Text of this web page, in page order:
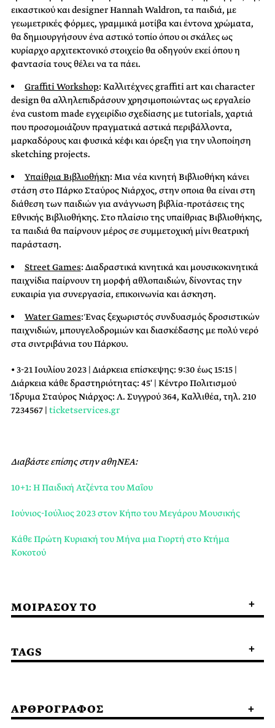
εικαστικού και designer Hannah Waldron, τα παιδιά, με
γεωμετρικές φόρμες, γραμμικά μοτίβα και έντονα χρώματα,
θα δημιουργήσουν ένα αστικό τοπίο όπου οι σκάλες ως
κυρίαρχο αρχιτεκτονικό στοιχείο θα οδηγούν εκεί όπου η
φαντασία τους θέλει να τα πάει.
Graffiti Workshop: Καλλιτέχνες graffiti art και character
design θα αλληλεπιδράσουν χρησιμοποιώντας ως εργαλείο
ένα custom made εγχειρίδιο σχεδίασης με tutorials, χαρτιά
που προσομοιάζουν πραγματικά αστικά περιβάλλοντα,
μαρκαδόρους και φυσικά κέφι και όρεξη για την υλοποίηση
sketching projects.
Υπαίθρια Βιβλιοθήκη: Μια νέα κινητή Βιβλιοθήκη κάνει
στάση στο Πάρκο Σταύρος Νιάρχος, στην οποια θα είναι στη
διάθεση των παιδιών για ανάγνωση βιβλία-προτάσεις της
Εθνικής Βιβλιοθήκης. Στο πλαίσιο της υπαίθριας Βιβλιοθήκης,
τα παιδιά θα παίρνουν μέρος σε συμμετοχική μίνι θεατρική
παράσταση.
Street Games: Διαδραστικά κινητικά και μουσικοκινητικά
παιχνίδια παίρνουν τη μορφή αθλοπαιδιών, δίνοντας την
ευκαιρία για συνεργασία, επικοινωνία και άσκηση.
Water Games: Ένας ξεχωριστός συνδυασμός δροσιστικών
παιχνιδιών, μπουγελοδρομιών και διασκέδασης με πολύ νερό
στα σιντριβάνια του Πάρκου.
• 3-21 Ιουλίου 2023 | Διάρκεια επίσκεψης: 9:30 έως 15:15 |
Διάρκεια κάθε δραστηριότητας: 45′ | Κέντρο Πολιτισμού
Ίδρυμα Σταύρος Νιάρχος: Λ. Συγγρού 364, Καλλιθέα, τηλ. 210
7234567 | ticketservices.gr
Διαβάστε επίσης στην αθηΝΕΑ:
10+1: Η Παιδική Ατζέντα του Μαΐου
Ιούνιος-Ιούλιος 2023 στον Κήπο του Μεγάρου Μουσικής
Κάθε Πρώτη Κυριακή του Μήνα μια Γιορτή στο Κτήμα
Κοκοτού
ΜΟΙΡΑΣΟΥ ΤΟ
TAGS
ΑΡΘΡΟΓΡΑΦΟΣ